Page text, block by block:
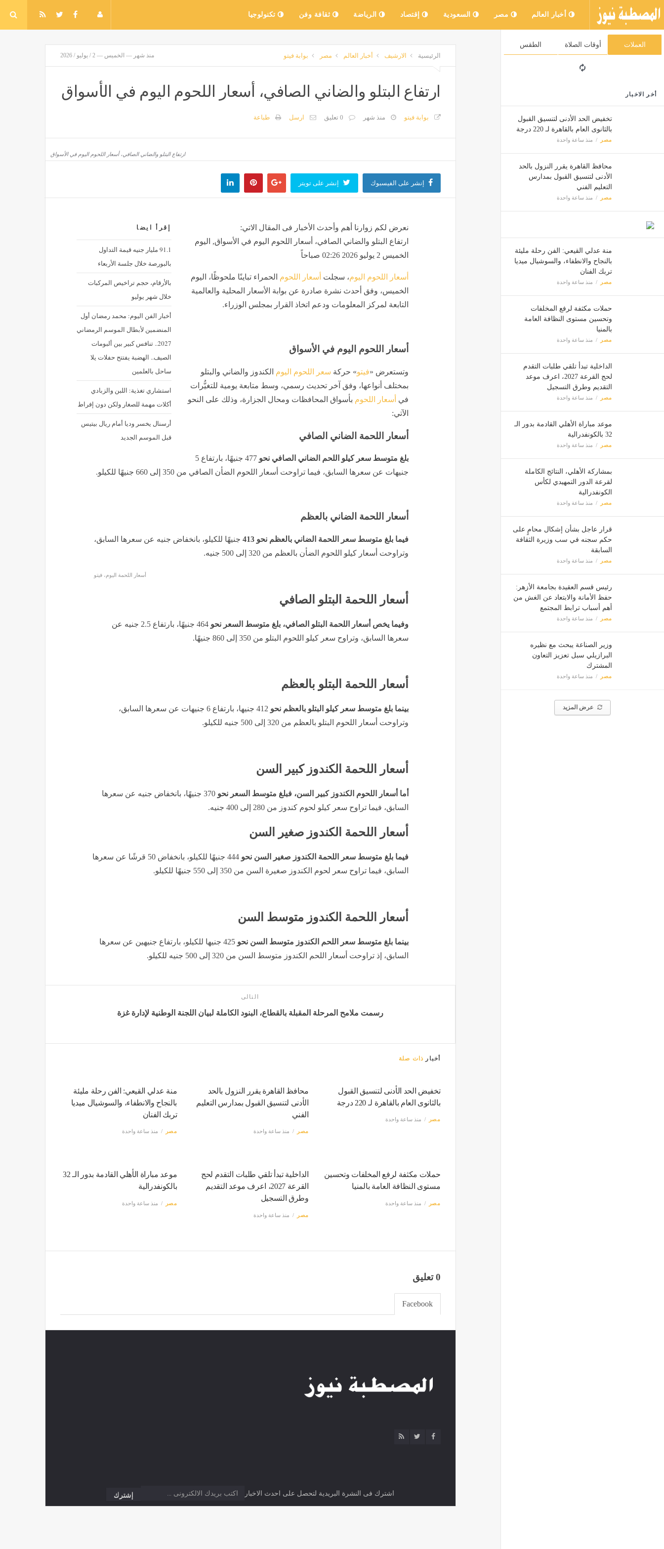
أخبار العالم مصر السعودية إقتصاد الرياضة ثقافة وفن تكنولوجيا
العملات أوقات الصلاة الطقس
أخر الاخبار
تخفيض الحد الأدنى لتنسيق القبول
بالثانوى العام بالقاهرة لـ 220 درجة
مصر منذ ساعة واحدة
محافظ القاهرة يقرر النزول بالحد
الأدنى لتنسيق القبول بمدارس
التعليم الفني
مصر منذ ساعة واحدة
منة عدلي القيعي: الفن رحلة مليئة
بالنجاح والانطفاء، والسوشيال ميديا
تربك الفنان
مصر منذ ساعة واحدة
حملات مكثفة لرفع المخلفات
وتحسين مستوى النظافة العامة
بالمنيا
مصر منذ ساعة واحدة
الداخلية تبدأ تلقي طلبات التقدم
لحج القرعة 2027، اعرف موعد
التقديم وطرق التسجيل
مصر منذ ساعة واحدة
موعد مباراة الأهلي القادمة بدور الـ
32 بالكونفدرالية
مصر منذ ساعة واحدة
بمشاركة الأهلي، النتائج الكاملة
لقرعة الدور التمهيدي لكأس
الكونفدرالية
مصر منذ ساعة واحدة
قرار عاجل بشأن إشكال محامٍ على
حكم سجنه في سب وزيرة الثقافة
السابقة
مصر منذ ساعة واحدة
رئيس قسم العقيدة بجامعة الأزهر:
حفظ الأمانة والابتعاد عن الغش من
أهم أسباب ترابط المجتمع
مصر منذ ساعة واحدة
وزير الصناعة يبحث مع نظيره
البرازيلي سبل تعزيز التعاون
المشترك
مصر منذ ساعة واحدة
عرض المزيد
الرئيسية الارشيف أخبار العالم مصر بوابة فيتو منذ شهر — الخميس — 2 / يوليو / 2026
ارتفاع البتلو والضاني الصافي، أسعار اللحوم اليوم في الأسواق
بوابة فيتو منذ شهر 0 تعليق ارسل طباعة
ارتفاع البتلو والضاني الصافي، أسعار اللحوم اليوم في الأسواق
إنشر على الفيسبوك إنشر على تويتر
إقرأ ايضا
91.1 مليار جنيه قيمة التداول
بالبورصة خلال جلسة الأربعاء
بالأرقام، حجم تراخيص المركبات
خلال شهر يوليو
أخبار الفن اليوم: محمد رمضان أول
المنضمين لأبطال الموسم الرمضاني
2027.. تنافس كبير بين ألبومات
الصيف.. الهضبة يفتتح حفلات يلا
ساحل بالعلمين
استشاري تغذية: اللبن والزبادي
أكلات مهمة للصغار ولكن دون إفراط
أرسنال يخسر وديا أمام ريال بيتيس
قبل الموسم الجديد
نعرض لكم زوارنا أهم وأحدث الأخبار فى المقال الاتي:
ارتفاع البتلو والضاني الصافي، أسعار اللحوم اليوم في الأسواق, اليوم
الخميس 2 يوليو 2026 02:26 صباحاً
أسعار اللحوم اليوم، سجلت أسعار اللحوم الحمراء تباينًا ملحوظًا، اليوم
الخميس، وفق أحدث نشرة صادرة عن بوابة الأسعار المحلية والعالمية
التابعة لمركز المعلومات ودعم اتخاذ القرار بمجلس الوزراء.
أسعار اللحوم اليوم في الأسواق
وتستعرض «فيتو» حركة سعر اللحوم اليوم الكندوز والضاني والبتلو
بمختلف أنواعها، وفق آخر تحديث رسمي، وسط متابعة يومية للتغيُّرات
في أسعار اللحوم بأسواق المحافظات ومحال الجزارة، وذلك على النحو
الآتي:
أسعار اللحمة الضاني الصافي
بلغ متوسط سعر كيلو اللحم الضاني الصافي نحو
477 جنيهًا، بارتفاع 5
جنيهات عن سعرها السابق، فيما تراوحت أسعار اللحوم الضأن الصافي من 350 إلى 660 جنيهًا للكيلو.
أسعار اللحمة الضاني بالعظم
فيما بلغ متوسط سعر اللحمة الضاني بالعظم نحو 413
جنيهًا للكيلو، بانخفاض جنيه عن سعرها السابق،
وتراوحت أسعار كيلو اللحوم الضأن بالعظم من 320 إلى 500 جنيه.
أسعار اللحمة اليوم، فيتو
أسعار اللحمة البتلو الصافي
وفيما يخص أسعار اللحمة البتلو الصافي، بلغ متوسط السعر نحو
464 جنيهًا، بارتفاع 2.5 جنيه عن
سعرها السابق، وتراوح سعر كيلو اللحوم البتلو من 350 إلى 860 جنيهًا.
أسعار اللحمة البتلو بالعظم
بينما بلغ متوسط سعر كيلو البتلو بالعظم نحو
412 جنيها، بارتفاع 6 جنيهات عن سعرها السابق،
وتراوحت أسعار اللحوم البتلو بالعظم من 320 إلى 500 جنيه للكيلو.
أسعار اللحمة الكندوز كبير السن
أما أسعار اللحوم الكندوز كبير السن، فبلغ متوسط السعر نحو
370 جنيهًا، بانخفاض جنيه عن سعرها
السابق، فيما تراوح سعر كيلو لحوم كندوز من 280 إلى 400 جنيه.
أسعار اللحمة الكندوز صغير السن
فيما بلغ متوسط سعر اللحمة الكندوز صغير السن نحو
444 جنيهًا للكيلو، بانخفاض 50 قرشًا عن سعرها
السابق، فيما تراوح سعر لحوم الكندوز صغيرة السن من 350 إلى 550 جنيهًا للكيلو.
أسعار اللحمة الكندوز متوسط السن
بينما بلغ متوسط سعر اللحم الكندوز متوسط السن نحو
425 جنيها للكيلو، بارتفاع جنيهين عن سعرها
السابق، إذ تراوحت أسعار اللحم الكندوز متوسط السن من 320 إلى 500 جنيه للكيلو.
التالى
رسمت ملامح المرحلة المقبلة بالقطاع، البنود الكاملة لبيان اللجنة الوطنية لإدارة غزة
أخبار ذات صلة
تخفيض الحد الأدنى لتنسيق القبول
بالثانوى العام بالقاهرة لـ 220 درجة
مصر منذ ساعة واحدة
محافظ القاهرة يقرر النزول بالحد
الأدنى لتنسيق القبول بمدارس التعليم
الفني
مصر منذ ساعة واحدة
منة عدلي القيعي: الفن رحلة مليئة
بالنجاح والانطفاء، والسوشيال ميديا
تربك الفنان
مصر منذ ساعة واحدة
حملات مكثفة لرفع المخلفات وتحسين
مستوى النظافة العامة بالمنيا
مصر منذ ساعة واحدة
الداخلية تبدأ تلقي طلبات التقدم لحج
القرعة 2027، اعرف موعد التقديم
وطرق التسجيل
مصر منذ ساعة واحدة
موعد مباراة الأهلي القادمة بدور الـ 32
بالكونفدرالية
مصر منذ ساعة واحدة
0 تعليق
Facebook
اشترك فى النشرة البريدية لتحصل على احدث الاخبار